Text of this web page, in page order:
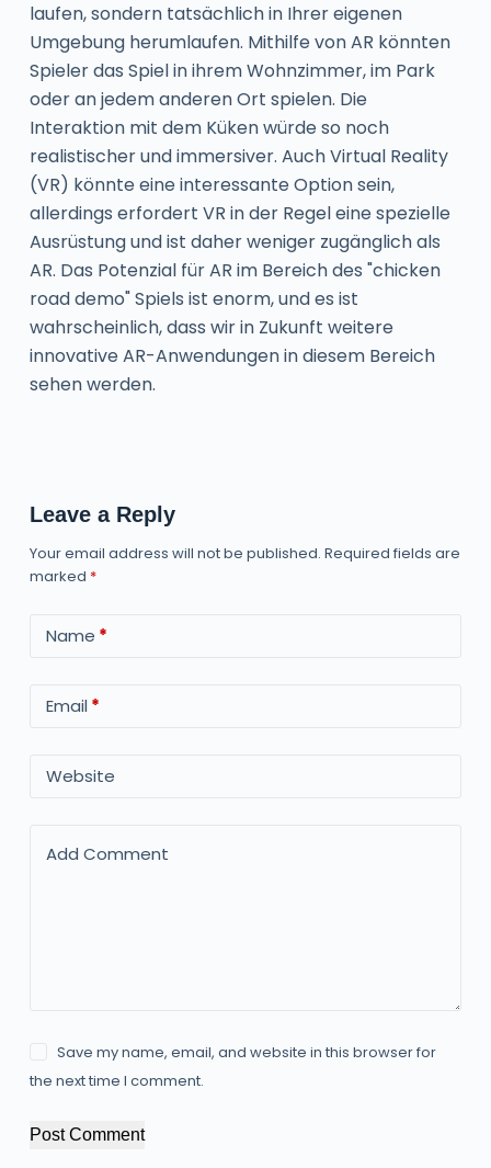
laufen, sondern tatsächlich in Ihrer eigenen
Umgebung herumlaufen. Mithilfe von AR könnten
Spieler das Spiel in ihrem Wohnzimmer, im Park
oder an jedem anderen Ort spielen. Die
Interaktion mit dem Küken würde so noch
realistischer und immersiver. Auch Virtual Reality
(VR) könnte eine interessante Option sein,
allerdings erfordert VR in der Regel eine spezielle
Ausrüstung und ist daher weniger zugänglich als
AR. Das Potenzial für AR im Bereich des "chicken
road demo" Spiels ist enorm, und es ist
wahrscheinlich, dass wir in Zukunft weitere
innovative AR-Anwendungen in diesem Bereich
sehen werden.
Leave a Reply
Your email address will not be published. Required fields are
marked *
Name *
Email *
Website
Add Comment
Save my name, email, and website in this browser for
the next time I comment.
Post Comment